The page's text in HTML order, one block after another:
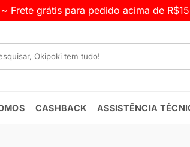
~ Frete grátis para pedido acima de
CASHBACK ASSISTÊNCIA